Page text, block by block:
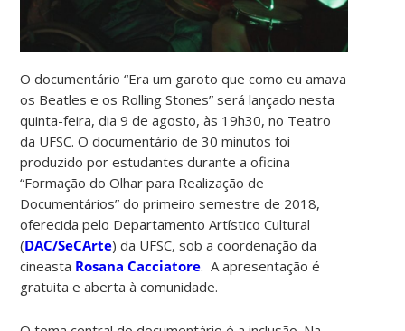
O documentário “Era um garoto que como eu amava
os Beatles e os Rolling Stones” será lançado nesta
quinta-feira, dia 9 de agosto, às 19h30, no Teatro
da UFSC. O documentário de 30 minutos foi
produzido por estudantes durante a oficina
“Formação do Olhar para Realização de
Documentários” do primeiro semestre de 2018,
oferecida pelo Departamento Artístico Cultural
(DAC/SeCArte) da UFSC, sob a coordenação da
cineasta Rosana Cacciatore. A apresentação é
gratuita e aberta à comunidade.